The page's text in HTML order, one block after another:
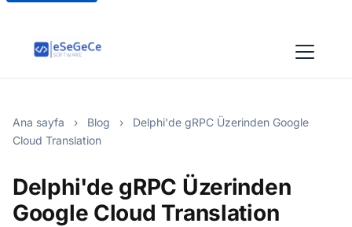
Ana sayfa › Blog ›
Delphi'de gRPC Üzerinden Google
Cloud Translation
Delphi'de gRPC Üzerinden
Google Cloud Translation